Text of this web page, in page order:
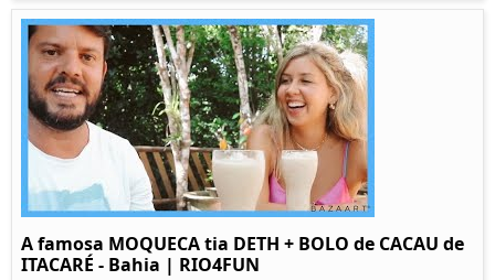
A famosa MOQUECA tia DETH + BOLO de CACAU de
ITACARÉ - Bahia | RIO4FUN